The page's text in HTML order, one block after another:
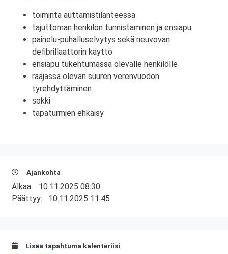
toiminta auttamistilanteessa
tajuttoman henkilön tunnistaminen ja ensiapu
painelu-puhalluselvytys sekä neuvovan
defibrillaattorin käyttö
ensiapu tukehtumassa olevalle henkilölle
raajassa olevan suuren verenvuodon
tyrehdyttäminen
sokki
tapaturmien ehkäisy
Ajankohta
Alkaa: 10.11.2025 08:30
Päättyy: 10.11.2025 11:45
Lisää tapahtuma kalenteriisi